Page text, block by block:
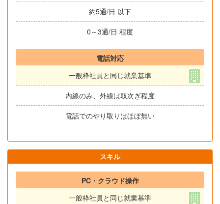
約5通/日 以下
0～3通/日 程度
電話対応
一般枠社員と同じ就業基準
内線のみ、外線は取次ぎ程度
電話でのやり取りはほぼ無い
スキル
PC・クラウド操作
一般枠社員と同じ就業基準